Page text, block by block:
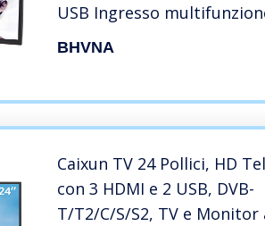
USB Ingresso
Monitoraggio della
BHVNA
Caixun TV 24 Pollici, HD
con 3 HDMI e 2 USB, DVB-
T/T2/C/S/S2, TV e Monitor